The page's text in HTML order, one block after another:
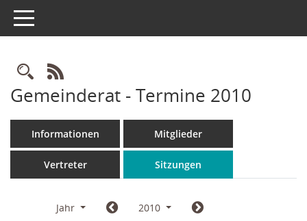
Toggle navigation
Rechercheauswahl
RSS-Feed
Gemeinderat - Termine 2010
Informationen Mitglieder
Vertreter Sitzungen
Jahr
2010